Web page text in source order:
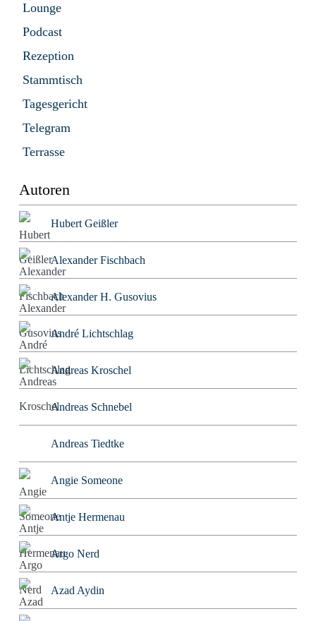
Lounge
Podcast
Rezeption
Stammtisch
Tagesgericht
Telegram
Terrasse
Autoren
Hubert Geißler
Alexander Fischbach
Alexander H. Gusovius
André Lichtschlag
Andreas Kroschel
Andreas Schnebel
Andreas Tiedtke
Angie Someone
Antje Hermenau
Argo Nerd
Azad Aydin